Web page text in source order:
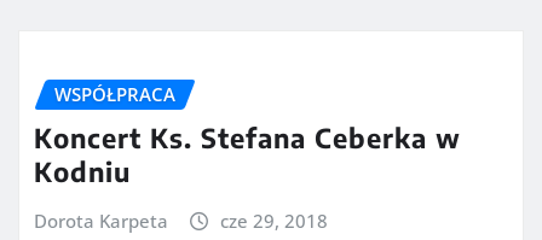
WSPÓŁPRACA
Koncert Ks. Stefana Ceberka w
Kodniu
Dorota Karpeta cze 29, 2018